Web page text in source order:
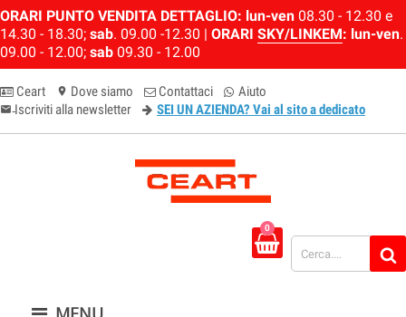
ORARI PUNTO VENDITA DETTAGLIO: lun-ven 08.30 - 12.30 e
14.30 - 18.30; sab. 09.00 -12.30 | ORARI SKY/LINKEM: lun-ven.
09.00 - 12.00; sab 09.30 - 12.00
Ceart location_on Dove siamo Contattaci Aiuto
email-newsletter
Iscriviti alla newsletter SEI UN AZIENDA? Vai al sito a dedicato
0